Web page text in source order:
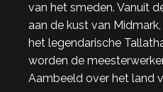
van het smeden. Vanuit
aan de kust van
het legendarische
worden de
Aambeeld over het land